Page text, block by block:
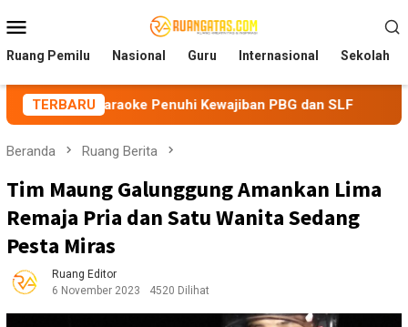
ke
kontenMobile
Ruang Pemilu Nasional Guru Internasional Sekolah
TERBARU
Penuhi Kewajiban PBG dan SLF BEM
Beranda Ruang Berita
Tim Maung Galunggung Amankan Lima
Remaja Pria dan Satu Wanita Sedang
Pesta Miras
Ruang Editor
6 November 2023
4520 Dilihat